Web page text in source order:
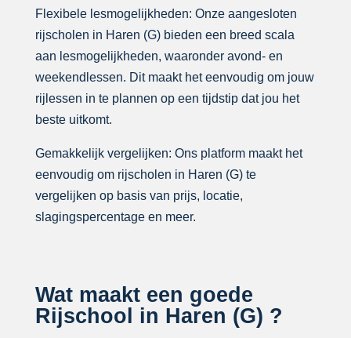
Flexibele lesmogelijkheden: Onze aangesloten
rijscholen in Haren (G) bieden een breed scala
aan lesmogelijkheden, waaronder avond- en
weekendlessen. Dit maakt het eenvoudig om jouw
rijlessen in te plannen op een tijdstip dat jou het
beste uitkomt.
Gemakkelijk vergelijken: Ons platform maakt het
eenvoudig om rijscholen in Haren (G) te
vergelijken op basis van prijs, locatie,
slagingspercentage en meer.
Wat maakt een goede
Rijschool in Haren (G) ?